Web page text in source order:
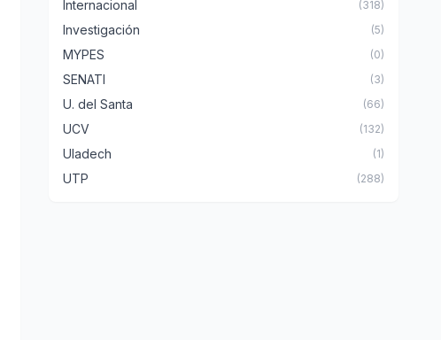
Internacional (318)
Investigación (5)
MYPES (0)
SENATI (3)
U. del Santa (66)
UCV (132)
Uladech (1)
UTP (288)